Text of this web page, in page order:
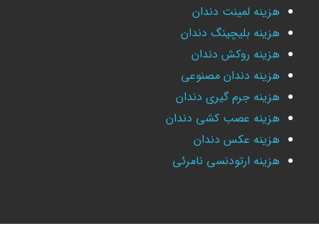
هزینه لمینت دندان
هزینه بلیچینگ دندان
هزینه روکش دندان
هزینه دندان مصنوعی
هزینه جرم گیری دندان
هزینه عصب کشی دندان
هزینه عکس دندان
هزینه ارتودنسی نامرئی